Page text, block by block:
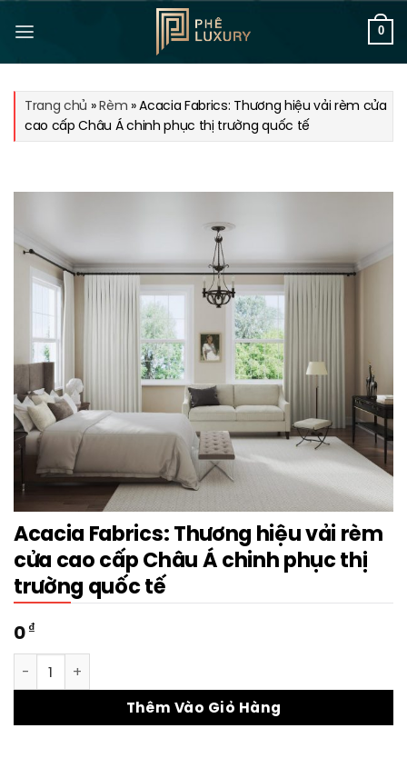
qua
0
Trang chủ »Rèm »Acacia Fabrics: Thương hiệu vải rèm cửa
cao cấp Châu Á chinh phục thị trường quốc tế
Acacia Fabrics: Thương hiệu vải rèm
cửa cao cấp Châu Á chinh phục thị
trường quốc tế
0₫
Acacia Fabrics: Thương hiệu vải rèm cửa cao cấp Châu Á
Thêm Vào Giỏ Hàng